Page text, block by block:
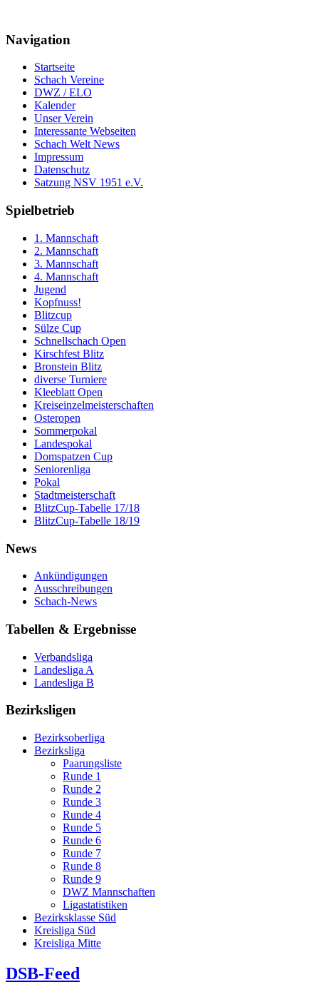
Navigation
Startseite
Schach Vereine
DWZ / ELO
Kalender
Unser Verein
Interessante Webseiten
Schach Welt News
Impressum
Datenschutz
Satzung NSV 1951 e.V.
Spielbetrieb
1. Mannschaft
2. Mannschaft
3. Mannschaft
4. Mannschaft
Jugend
Kopfnuss!
Blitzcup
Sülze Cup
Schnellschach Open
Kirschfest Blitz
Bronstein Blitz
diverse Turniere
Kleeblatt Open
Kreiseinzelmeisterschaften
Osteropen
Sommerpokal
Landespokal
Domspatzen Cup
Seniorenliga
Pokal
Stadtmeisterschaft
BlitzCup-Tabelle 17/18
BlitzCup-Tabelle 18/19
News
Ankündigungen
Ausschreibungen
Schach-News
Tabellen & Ergebnisse
Verbandsliga
Landesliga A
Landesliga B
Bezirksligen
Bezirksoberliga
Bezirksliga
Paarungsliste
Runde 1
Runde 2
Runde 3
Runde 4
Runde 5
Runde 6
Runde 7
Runde 8
Runde 9
DWZ Mannschaften
Ligastatistiken
Bezirksklasse Süd
Kreisliga Süd
Kreisliga Mitte
DSB-Feed